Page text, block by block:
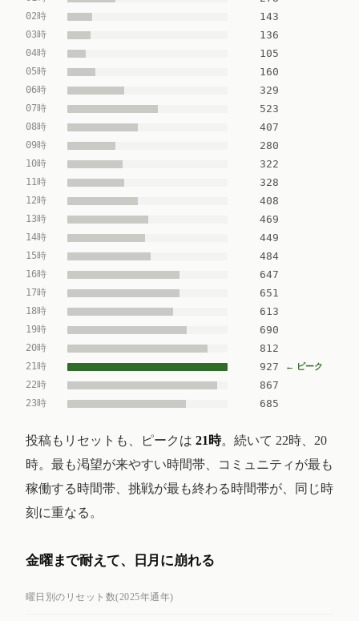
02時 143
03時 136
04時 105
05時 160
06時 329
07時 523
08時 407
09時 280
10時 322
11時 328
12時 408
13時 469
14時 449
15時 484
16時 647
17時 651
18時 613
19時 690
20時 812
21時 927 ← ピーク
22時 867
23時 685
投稿もリセットも、ピークは 21時。続いて 22時、20
時。最も渇望が来やすい時間帯、コミュニティが最も
稼働する時間帯、挑戦が最も終わる時間帯が、同じ時
刻に重なる。
金曜まで耐えて、日月に崩れる
曜日別のリセット数(2025年通年)